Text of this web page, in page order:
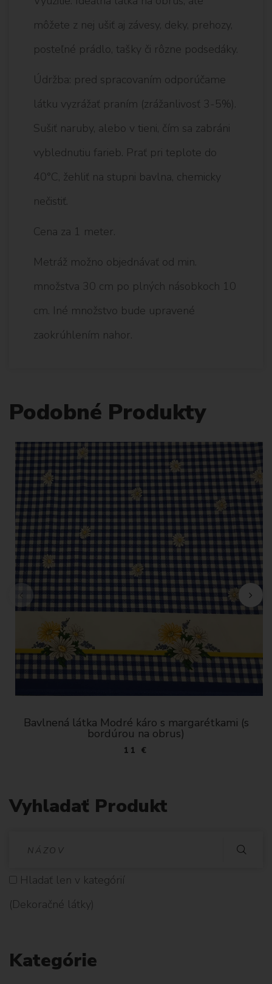
môžete z nej ušiť aj závesy, deky, prehozy,
posteľné prádlo, tašky či rôzne podsedáky.
Údržba: pred spracovaním odporúčame
látku vyzrážať praním (zrážanlivosť 3-5%).
Sušiť naruby, alebo v tieni, čím sa zabráni
vyblednutiu farieb. Prať pri teplote do
40°C, žehliť na stupni bavlna, chemicky
nečistiť.
Cena za 1 meter.
Metráž možno objednávať od min.
množstva 30 cm po plných násobkoch 10
cm. Iné množstvo bude upravené
zaokrúhlením nahor.
Podobné Produkty
Bavlnená látka Modré káro s margarétkami (s
bordúrou na obrus)
11 €
Vyhladať Produkt
D
Hladať len v kategórií
(Dekoračné látky)
Kategórie